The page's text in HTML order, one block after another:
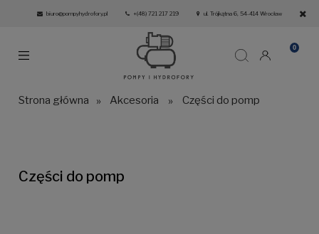
biuro@pompyhydrofory.pl +(48) 721 217 219 ul. Trójkątna 6, 54-414 Wrocław
Strona główna » Akcesoria » Części do pomp
Części do pomp